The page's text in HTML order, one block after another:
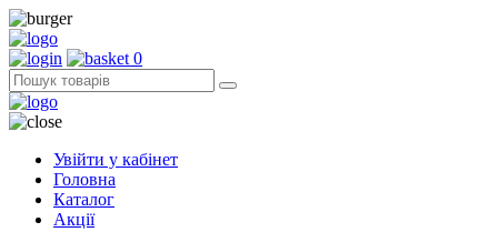
0
Увійти у кабінет
Головна
Каталог
Акції